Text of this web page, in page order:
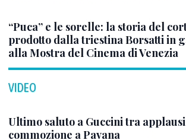
“Puca” e le sorelle: la storia del
prodotto dalla triestina Borsatti in
alla Mostra del Cinema di Venezia
VIDEO
Ultimo saluto a Guccini tra
commozione a Pavana